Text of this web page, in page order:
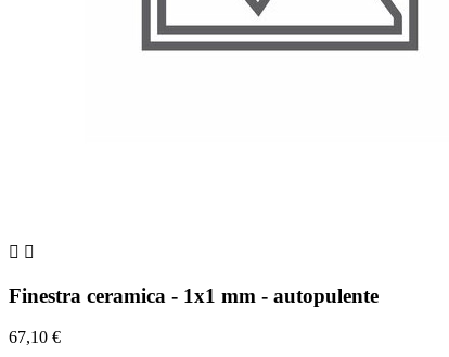
 
Finestra ceramica - 1x1 mm - autopulente
67,10 €